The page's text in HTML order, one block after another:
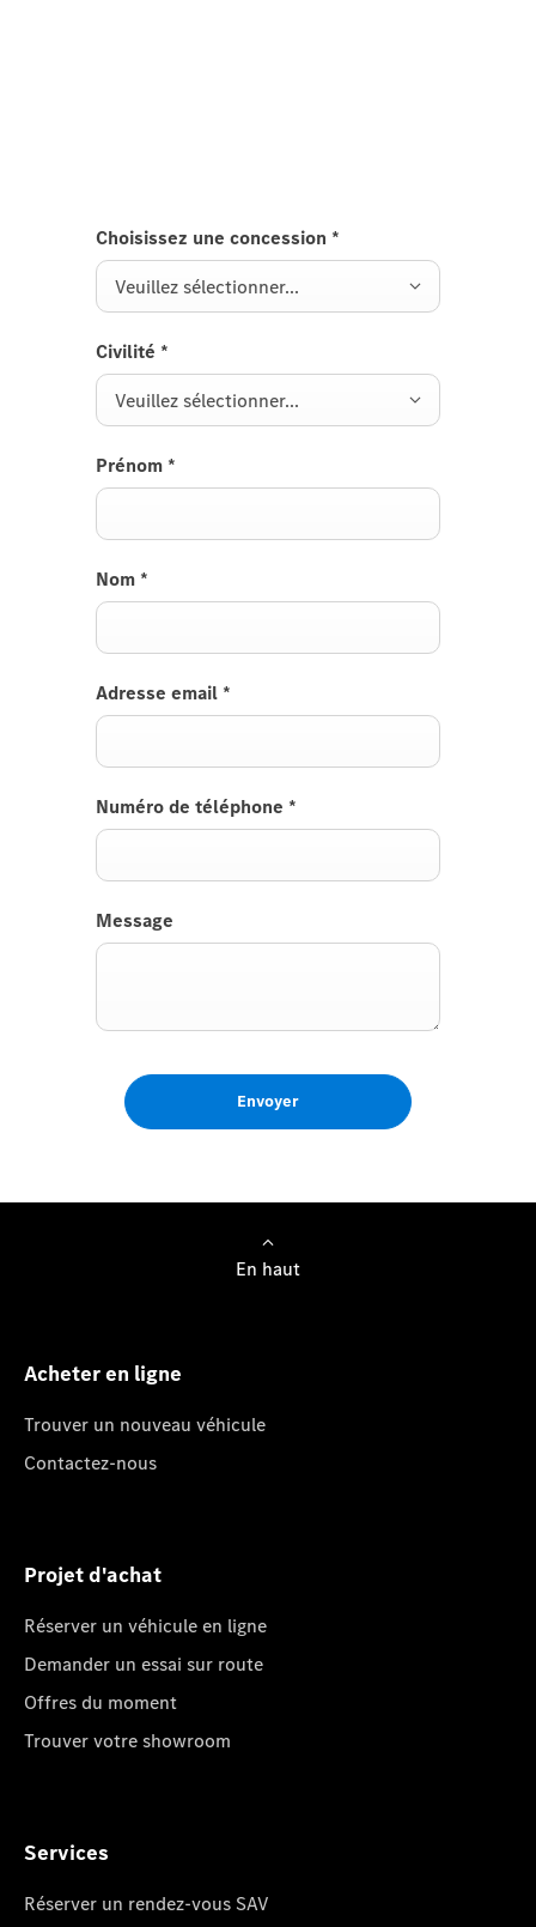
Choisissez une concession *
Veuillez sélectionner...
Civilité *
Veuillez sélectionner...
Prénom *
Nom *
Adresse email *
Numéro de téléphone *
Message
Envoyer
En haut
Acheter en ligne
Trouver un nouveau véhicule
Contactez-nous
Projet d'achat
Réserver un véhicule en ligne
Demander un essai sur route
Offres du moment
Trouver votre showroom
Services
Réserver un rendez-vous SAV